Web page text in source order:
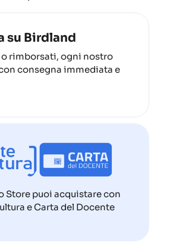
su Birdland
rimborsati, ogni nostro
consegna immediata e
Store puoi acquistare con
e Carta del Docente